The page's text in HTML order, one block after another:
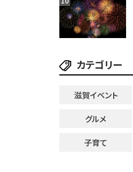
カテゴリー
滋賀イベント
グルメ
子育て